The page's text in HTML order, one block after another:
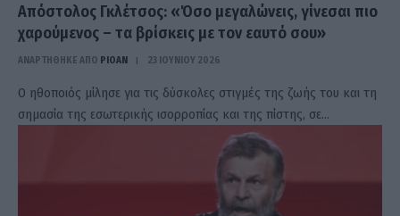
Απόστολος Γκλέτσος: «Όσο μεγαλώνεις, γίνεσαι πιο
χαρούμενος – τα βρίσκεις με τον εαυτό σου»
ΑΝΑΡΤΗΘΗΚΕ ΑΠΟ PIOAN 23 ΙΟΥΝΊΟΥ 2026
Ο ηθοποιός μίλησε για τις δύσκολες στιγμές της ζωής του και τη
σημασία της εσωτερικής ισορροπίας και της πίστης, σε…